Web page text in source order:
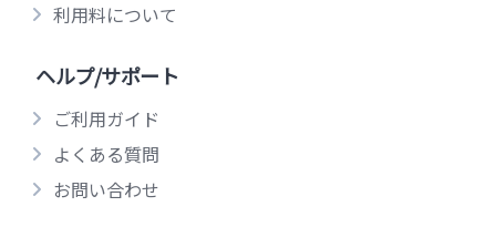
利用料について
ヘルプ/サポート
ご利用ガイド
よくある質問
お問い合わせ